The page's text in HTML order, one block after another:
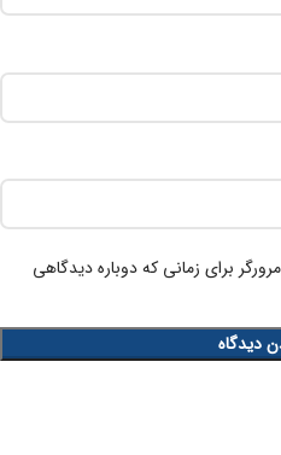
برای زمانی که دوباره دیدگاهی